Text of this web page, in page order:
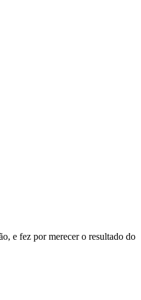
e fez por merecer o resultado do